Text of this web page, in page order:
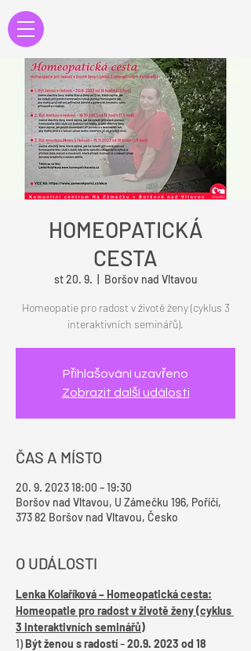
HOMEOPATICKÁ
CESTA
st 20. 9. Boršov nad Vltavou
Homeopatie pro radost v životě ženy (cyklus 3
interaktivních seminářů).
Přihlašování uzavřeno
Zobrazit další události
ČAS A MÍSTO
20. 9. 2023 18:00 – 19:30
Boršov nad Vltavou, U Zámečku 196, Poříčí,
373 82 Boršov nad Vltavou, Česko
O UDÁLOSTI
Lenka Kolaříková – Homeopatická cesta:
Homeopatie pro radost v životě ženy (cyklus
3 interaktivních seminářů)
1) Být ženou s radostí – 20.9. 2023 od 18